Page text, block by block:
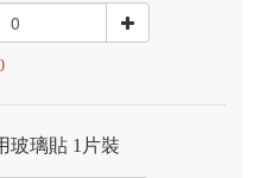
玻璃貼 1片裝